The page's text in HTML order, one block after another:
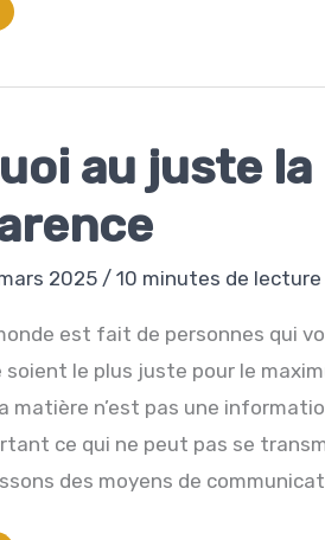
au juste la
2025 / 10 minutes de lecture
est fait de personnes qui
soient le plus juste pour le
matière n’est pas une
ce qui ne peut pas se
des moyens de